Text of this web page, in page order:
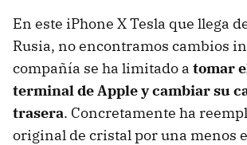
En este iPhone X Tesla que llega
Rusia, no encontramos cambios
compañía se ha limitado a tomar
terminal de Apple y cambiar su
trasera. Concretamente ha
original de cristal por una menos